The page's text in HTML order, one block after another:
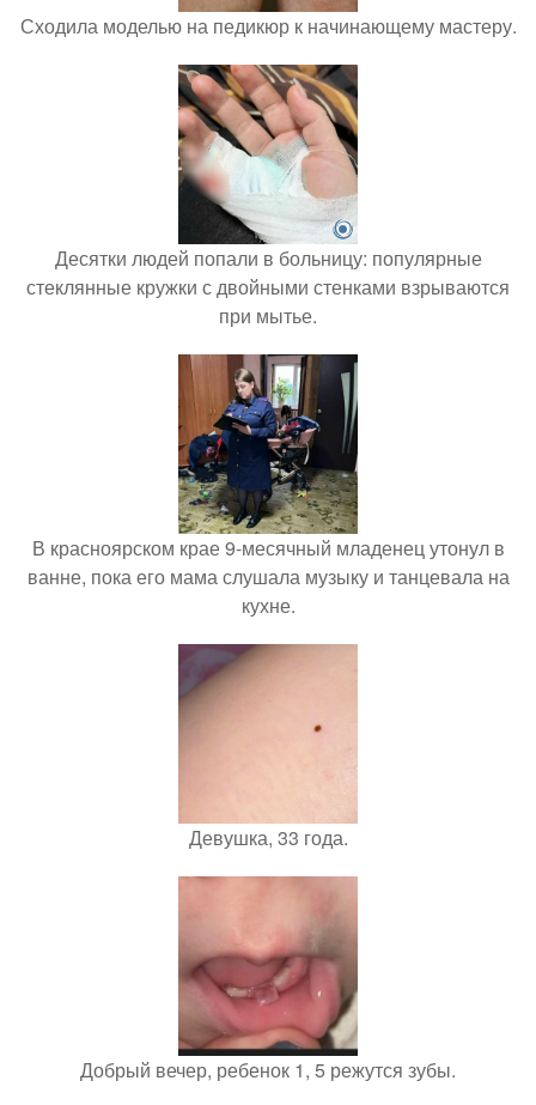
Сходила моделью на педикюр к начинающему мастеру.
Десятки людей попали в больницу: популярные
стеклянные кружки с двойными стенками взрываются
при мытье.
В красноярском крае 9-месячный младенец утонул в
ванне, пока его мама слушала музыку и танцевала на
кухне.
Девушка, 33 года.
Добрый вечер, ребенок 1, 5 режутся зубы.